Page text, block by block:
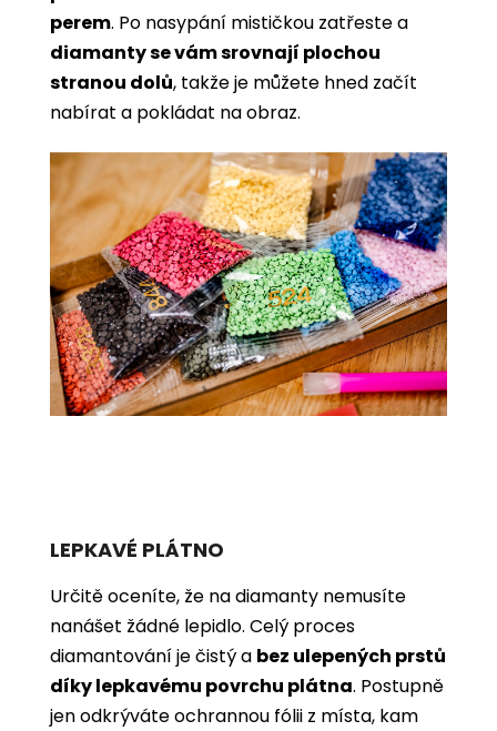
perem. Po nasypání mističkou zatřeste a
diamanty se vám srovnají plochou
stranou dolů, takže je můžete hned začít
nabírat a pokládat na obraz.
LEPKAVÉ PLÁTNO
Určitě oceníte, že na diamanty nemusíte
nanášet žádné lepidlo. Celý proces
diamantování je čistý a bez ulepených prstů
díky lepkavému povrchu plátna. Postupně
jen odkrýváte ochrannou fólii z místa, kam